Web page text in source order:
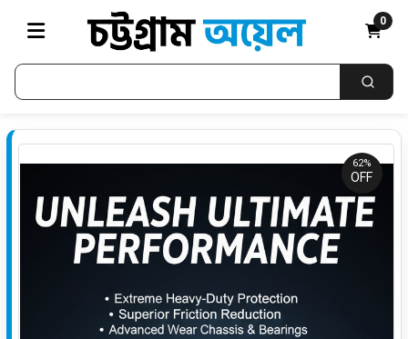
0
62%
OFF